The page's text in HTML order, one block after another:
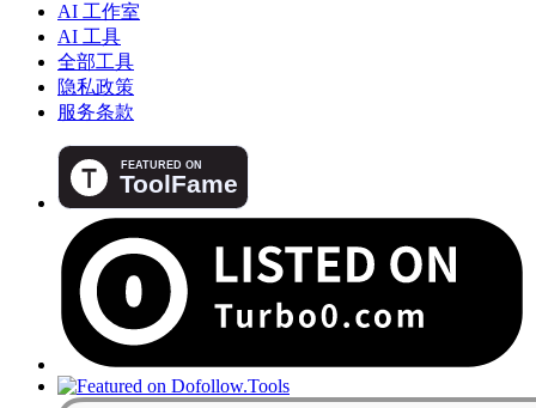
AI 工作室
AI 工具
全部工具
隐私政策
服务条款